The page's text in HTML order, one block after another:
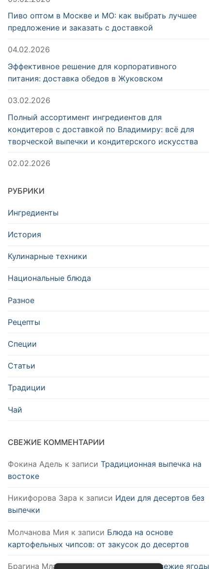
Пиво оптом в Москве и МО: как выбрать лучшее
предложение и заказать с доставкой
04.02.2026
Эффективное решение для корпоративного
питания: доставка обедов в Жуковском
03.02.2026
Полный ассортимент ингредиентов для
кондитеров с доставкой по Владимиру: всё для
творческой выпечки и кондитерского искусства
02.02.2026
РУБРИКИ
Ингредиенты
История
Кулинарные техники
Национальные блюда
Разное
Рецепты
Специи
Статьи
Традиции
Чай
СВЕЖИЕ КОММЕНТАРИИ
Фокина Адель к записи Традиционная выпечка на
востоке
Никифорова Зара к записи Идеи для десертов без
выпечки
Молчанова Мия к записи Блюда на основе
картофельных чипсов: от закусок до десертов
Брагина Младак записиКак выбрать свежие ягоды